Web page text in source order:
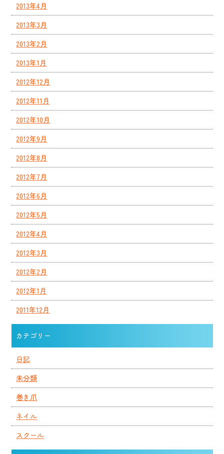
2013年4月
2013年3月
2013年2月
2013年1月
2012年12月
2012年11月
2012年10月
2012年9月
2012年8月
2012年7月
2012年6月
2012年5月
2012年4月
2012年3月
2012年2月
2012年1月
2011年12月
カテゴリー
日記
未分類
巻き爪
ネイル
スクール